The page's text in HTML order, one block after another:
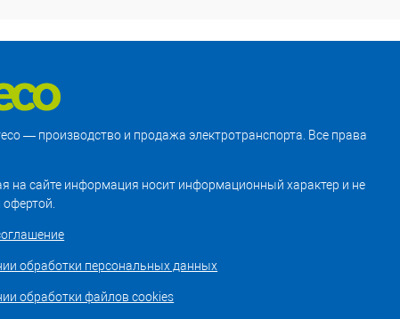
— производство и продажа электротранспорта. Все права
на сайте информация носит информационный характер и не
обработки персональных данных
обработки файлов cookies